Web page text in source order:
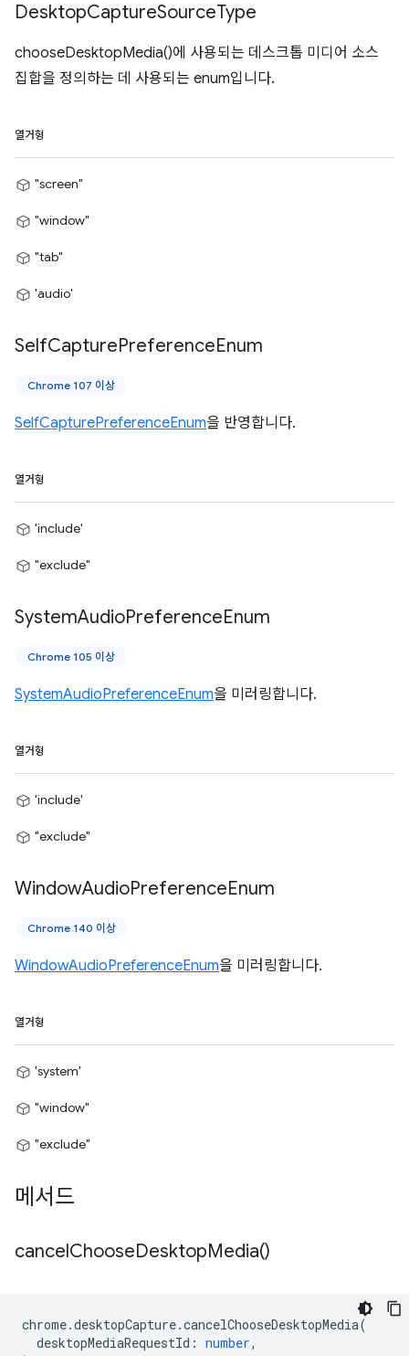
DesktopCaptureSourceType
chooseDesktopMedia()에 사용되는 데스크톱 미디어 소스
집합을 정의하는 데 사용되는 enum입니다.
열거형
"screen"
"window"
"tab"
'audio'
SelfCapturePreferenceEnum
Chrome 107 이상
SelfCapturePreferenceEnum을 반영합니다.
열거형
'include'
"exclude"
SystemAudioPreferenceEnum
Chrome 105 이상
SystemAudioPreferenceEnum을 미러링합니다.
열거형
'include'
"exclude"
WindowAudioPreferenceEnum
Chrome 140 이상
WindowAudioPreferenceEnum을 미러링합니다.
열거형
'system'
"window"
"exclude"
메서드
cancelChooseDesktopMedia()
chrome.desktopCapture.cancelChooseDesktopMedia(
desktopMediaRequestId : number,